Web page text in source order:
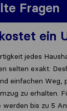
Fragen
ein
jedes
selten exakt.
einfachen Weg,
zu erhalten.
werden bis zu 5